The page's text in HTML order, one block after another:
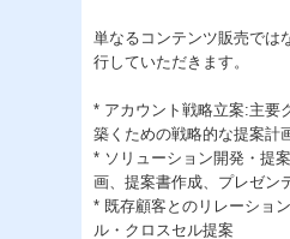
単なるコンテンツ販売では
行していただきます。
* アカウント戦略立案:主要
築くための戦略的な提案計
* ソリューション開発・提
画、提案書作成、プレゼン
* 既存顧客とのリレーショ
ル・クロスセル提案